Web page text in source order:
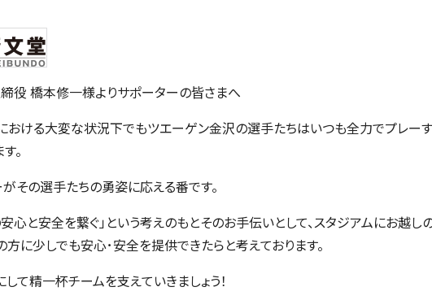
役 橋本修一様よりサポーターの皆さまへ
おける大変な状況下でもツエーゲン金沢の選手たちはいつも全力でプレー
。
その選手たちの勇姿に応える番です。
心と安全を繋ぐ」という考えのもとそのお手伝いとして、スタジアムにお越
に少しでも安心･安全を提供できたらと考えております。
て精一杯チームを支えていきましょう！